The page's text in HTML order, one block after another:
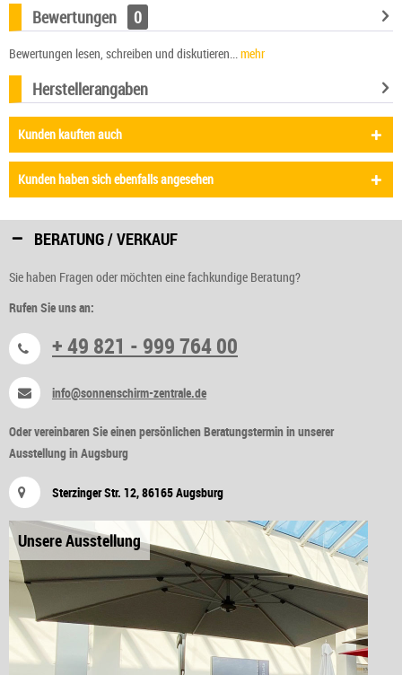
Bewertungen 0
Bewertungen lesen, schreiben und diskutieren... mehr
Herstellerangaben
Kunden kauften auch
Kunden haben sich ebenfalls angesehen
BERATUNG / VERKAUF
Sie haben Fragen oder möchten eine fachkundige Beratung?
Rufen Sie uns an:
+ 49 821 - 999 764 00
info@sonnenschirm-zentrale.de
Oder vereinbaren Sie einen persönlichen Beratungstermin in unserer
Ausstellung in Augsburg
Sterzinger Str. 12, 86165 Augsburg
Unsere Ausstellung